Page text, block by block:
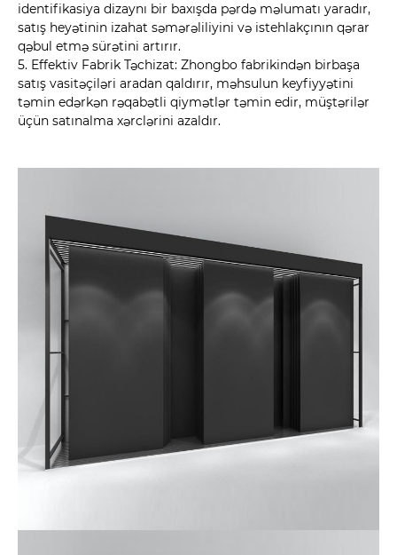
identifikasiya dizaynı bir baxışda pərdə məlumatı yaradır,
satış heyətinin izahat səmərəliliyini və istehlakçının qərar
qəbul etmə sürətini artırır.
5. Effektiv Fabrik Təchizat: Zhongbo fabrikindən birbaşa
satış vasitəçiləri aradan qaldırır, məhsulun keyfiyyətini
təmin edərkən rəqabətli qiymətlər təmin edir, müştərilər
üçün satınalma xərclərini azaldır.